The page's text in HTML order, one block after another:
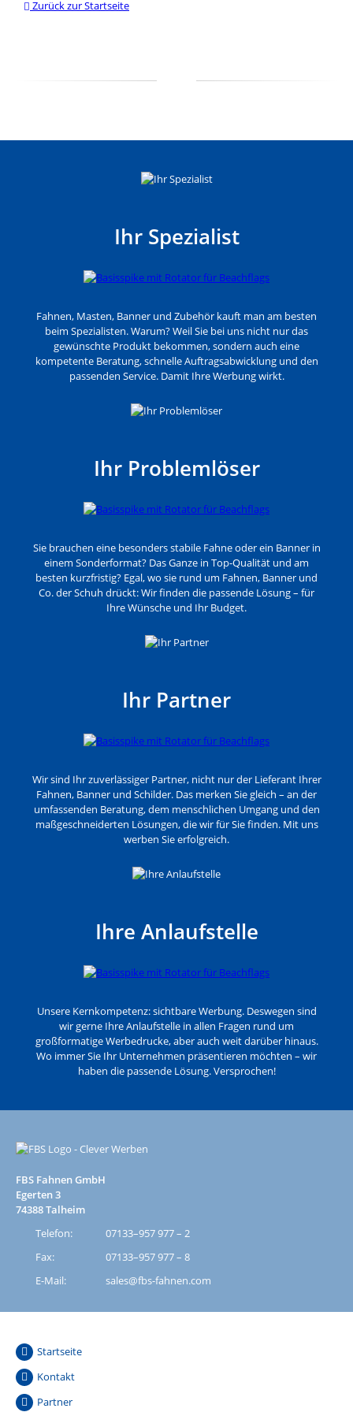
Zurück zur Startseite
Ihr Spezialist
Fahnen, Masten, Banner und Zubehör kauft man am besten
beim Spezialisten. Warum? Weil Sie bei uns nicht nur das
gewünschte Produkt bekommen, sondern auch eine
kompetente Beratung, schnelle Auftragsabwicklung und den
passenden Service. Damit Ihre Werbung wirkt.
Ihr Problemlöser
Sie brauchen eine besonders stabile Fahne oder ein Banner in
einem Sonderformat? Das Ganze in Top-Qualität und am
besten kurzfristig? Egal, wo sie rund um Fahnen, Banner und
Co. der Schuh drückt: Wir finden die passende Lösung – für
Ihre Wünsche und Ihr Budget.
Ihr Partner
Wir sind Ihr zuverlässiger Partner, nicht nur der Lieferant Ihrer
Fahnen, Banner und Schilder. Das merken Sie gleich – an der
umfassenden Beratung, dem menschlichen Umgang und den
maßgeschneiderten Lösungen, die wir für Sie finden. Mit uns
werben Sie erfolgreich.
Ihre Anlaufstelle
Unsere Kernkompetenz: sichtbare Werbung. Deswegen sind
wir gerne Ihre Anlaufstelle in allen Fragen rund um
großformatige Werbedrucke, aber auch weit darüber hinaus.
Wo immer Sie Ihr Unternehmen präsentieren möchten – wir
haben die passende Lösung. Versprochen!
FBS Fahnen GmbH
Egerten 3
74388 Talheim
Telefon:
07133–957 977 – 2
Fax:
07133–957 977 – 8
E-Mail:
sales@fbs-fahnen.com
Startseite
Kontakt
Partner